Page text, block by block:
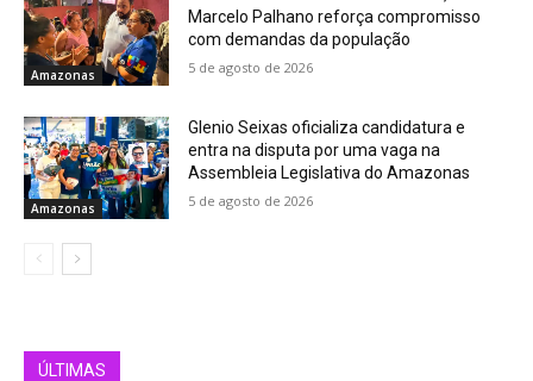
Amazonas
Marcelo Palhano reforça compromisso
com demandas da população
5 de agosto de 2026
Amazonas
Glenio Seixas oficializa candidatura e
entra na disputa por uma vaga na
Assembleia Legislativa do Amazonas
5 de agosto de 2026
ÚLTIMAS